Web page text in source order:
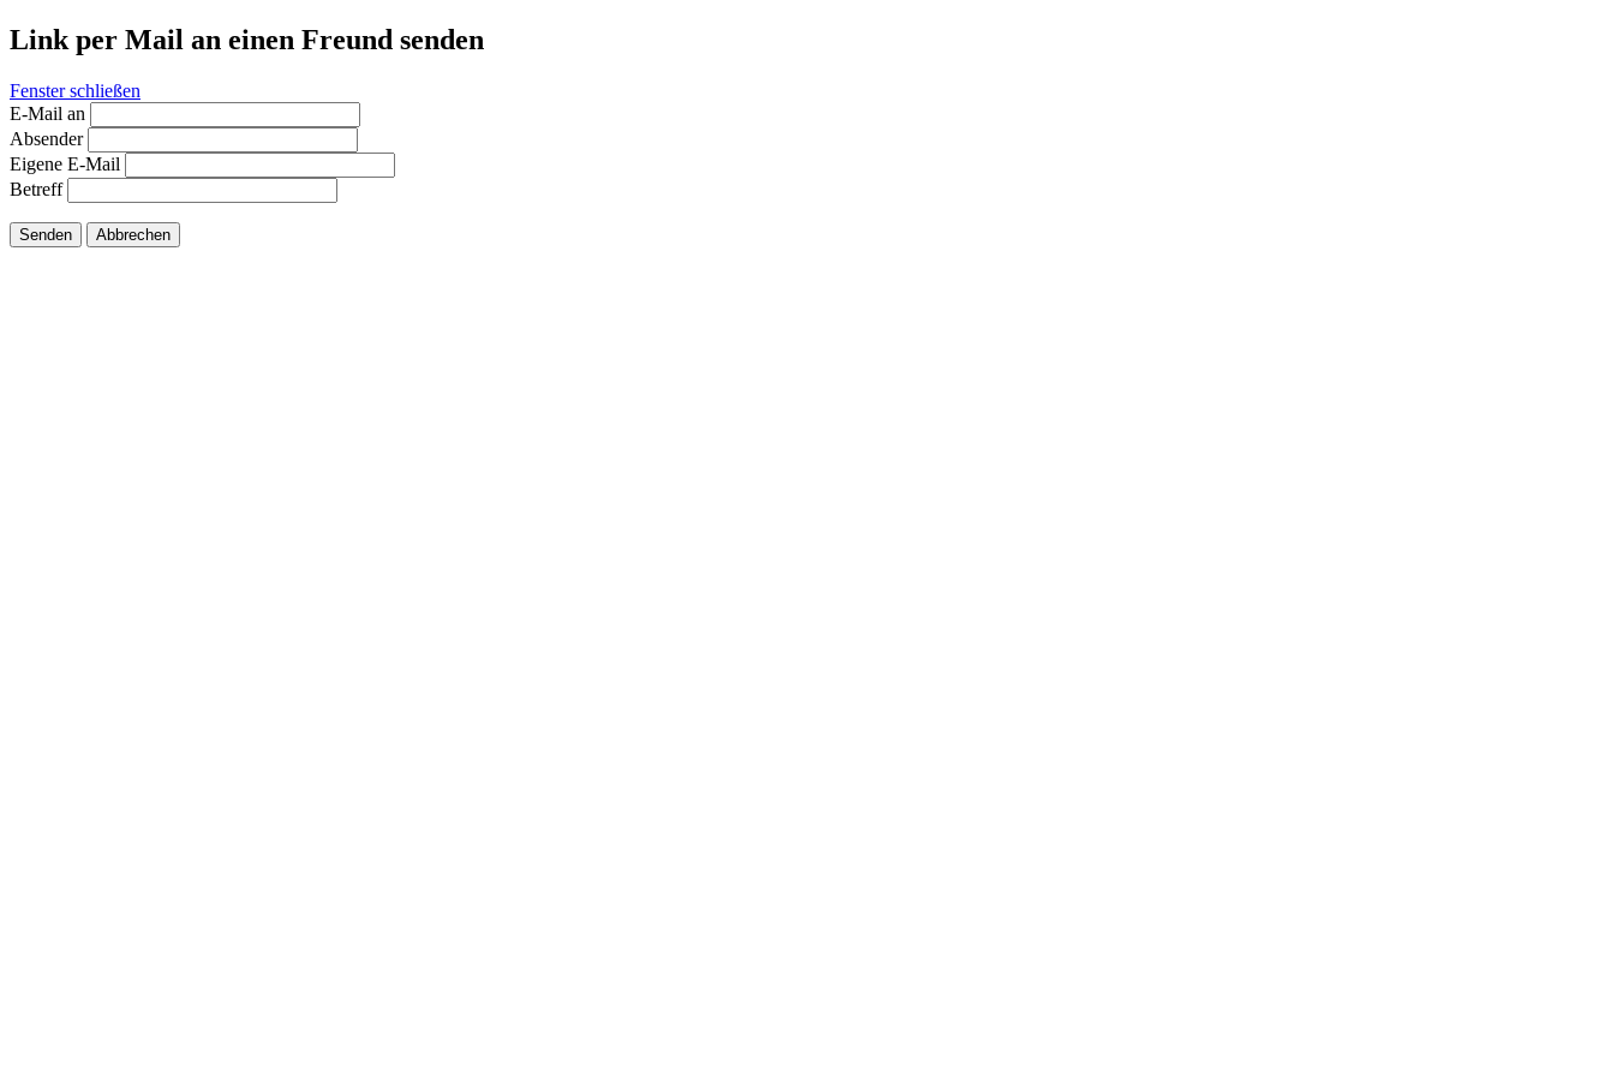
Link per Mail an einen Freund senden
Fenster schließen
E-Mail an
Absender
Eigene E-Mail
Betreff
Senden Abbrechen